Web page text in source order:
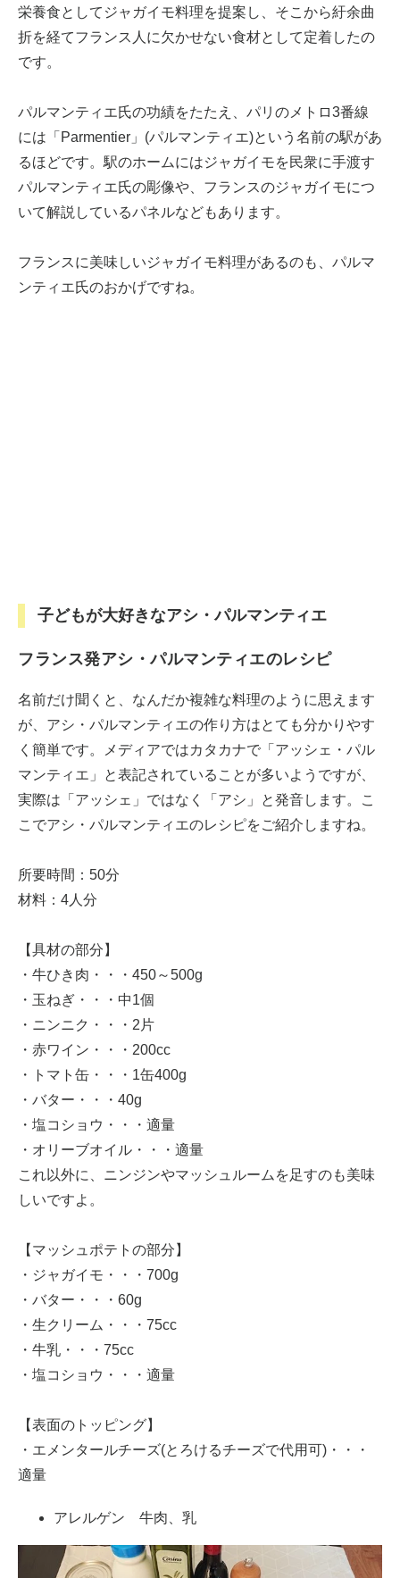
栄養食としてジャガイモ料理を提案し、そこから紆余曲
折を経てフランス人に欠かせない食材として定着したの
です。
パルマンティエ氏の功績をたたえ、パリのメトロ3番線
には「Parmentier」(パルマンティエ)という名前の駅があ
るほどです。駅のホームにはジャガイモを民衆に手渡す
パルマンティエ氏の彫像や、フランスのジャガイモにつ
いて解説しているパネルなどもあります。
フランスに美味しいジャガイモ料理があるのも、パルマ
ンティエ氏のおかげですね。
子どもが大好きなアシ・パルマンティエ
フランス発アシ・パルマンティエのレシピ
名前だけ聞くと、なんだか複雑な料理のように思えます
が、アシ・パルマンティエの作り方はとても分かりやす
く簡単です。メディアではカタカナで「アッシェ・パル
マンティエ」と表記されていることが多いようですが、
実際は「アッシェ」ではなく「アシ」と発音します。こ
こでアシ・パルマンティエのレシピをご紹介しますね。
所要時間：50分
材料：4人分
【具材の部分】
・牛ひき肉・・・450～500g
・玉ねぎ・・・中1個
・ニンニク・・・2片
・赤ワイン・・・200cc
・トマト缶・・・1缶400g
・バター・・・40g
・塩コショウ・・・適量
・オリーブオイル・・・適量
これ以外に、ニンジンやマッシュルームを足すのも美味
しいですよ。
【マッシュポテトの部分】
・ジャガイモ・・・700g
・バター・・・60g
・生クリーム・・・75cc
・牛乳・・・75cc
・塩コショウ・・・適量
【表面のトッピング】
・エメンタールチーズ(とろけるチーズで代用可)・・・
適量
アレルゲン 牛肉、乳